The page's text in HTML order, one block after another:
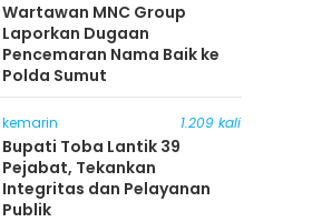
Wartawan MNC Group
Laporkan Dugaan
Pencemaran Nama Baik ke
Polda Sumut
kemarin 1.209 kali
Bupati Toba Lantik 39
Pejabat, Tekankan
Integritas dan Pelayanan
Publik